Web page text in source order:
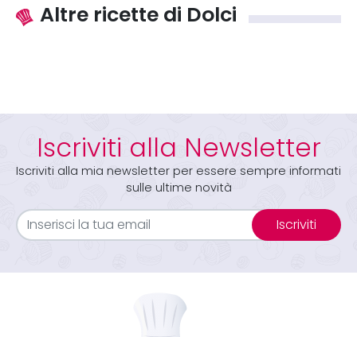
Altre ricette di Dolci
Iscriviti alla Newsletter
Iscriviti alla mia newsletter per essere sempre informati
sulle ultime novità
Iscriviti